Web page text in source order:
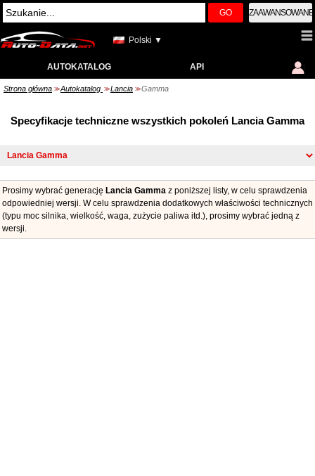
GO ZAAWANSOWANE
Polski ▼
AUTOKATALOG API
Strona główna >> Autokatalog >> Lancia >> Gamma
Specyfikacje techniczne wszystkich pokoleń Lancia Gamma
Prosimy wybrać generację Lancia Gamma z poniższej listy, w celu sprawdzenia
odpowiedniej wersji. W celu sprawdzenia dodatkowych właściwości technicznych
(typu moc silnika, wielkość, waga, zużycie paliwa itd.), prosimy wybrać jedną z
wersji.